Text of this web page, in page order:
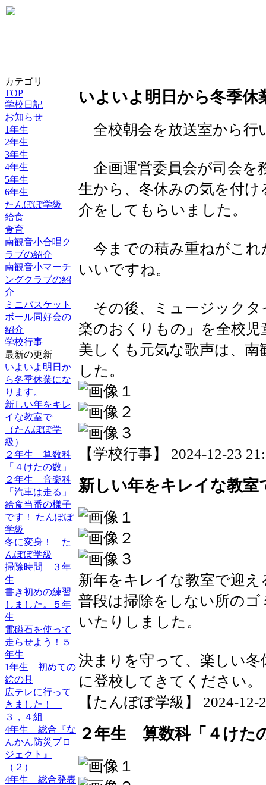
カテゴリ
TOP
学校日記
お知らせ
1年生
2年生
3年生
4年生
5年生
6年生
たんぽぽ学級
給食
食育
南観音小合唱ク
ラブの紹介
南観音小マーチ
ングクラブの紹
介
ミニバスケット
ボール同好会の
紹介
学校行事
最新の更新
いよいよ明日か
ら冬季休業にな
ります。
新しい年をキレ
イな教室で
（たんぽぽ学
級）
２年生 算数科
「４けたの数」
２年生 音楽科
「汽車は走る」
給食当番の様子
です！ たんぽぽ
学級
冬に変身！ た
んぽぽ学級
掃除時間 ３年
生
書き初めの練習
しました。５年
生
電磁石を使って
走らせよう！５
年生
1年生 初めての
絵の具
広テレに行って
きました！
３，４組
4年生 総合『な
んかん防災プロ
ジェクト』
（２）
4年生 総合発表
いよいよ明日から冬季休
全校朝会を放送室から行
企画運営委員会が司会を
生から、冬休みの気を付
介をしてもらいました。
今までの積み重ねがこれ
いいですね。
その後、ミュージックタ
楽のおくりもの」を全校
美しくも元気な歌声は、
した。
【学校行事】 2024-12-23
新しい年をキレイな教
新年をキレイな教室で迎
普段は掃除をしない所の
いたりしました。
決まりを守って、楽しい
に登校してきてください。
【たんぽぽ学級】 2024-12-
２年生 算数科「４けた